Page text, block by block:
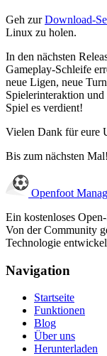
Geh zurDownload-
Linux zu holen.
In den nächsten
Gameplay-Schleife
neue Ligen, neue
Spielerinteraktion und
Spiel es verdient!
Vielen Dank für eure
Bis zum nächsten Mal!
Openfoot
Ein kostenloses
Von der Community
Technologie
Navigation
Startseite
Funktionen
Blog
Über uns
Herunterladen